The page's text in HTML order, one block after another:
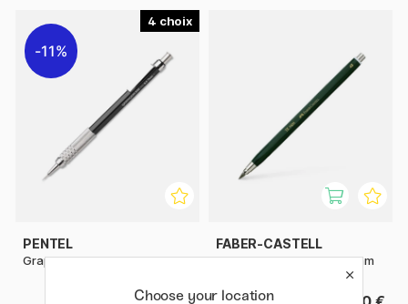
4
11%
PENTEL
GraphGear 500 Portemine
11.90 €
FABER-CASTELL
TK 9400 Portemine 3,15 mm
Choose your location